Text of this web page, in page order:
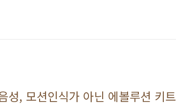
성, 모션인식가 아닌 에볼루션 키트